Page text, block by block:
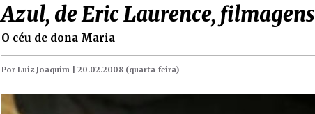
Azul, de Eric Laurence, filmagens
O céu de dona Maria
Por Luiz Joaquim | 20.02.2008 (quarta-feira)